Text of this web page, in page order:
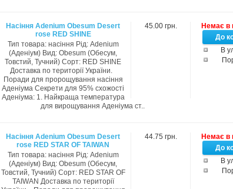
Немає в
В
45.00 грн.
Насіння Adenium Obesum Desert
rose RED SHINE
Тип товара: насіння Рід: Adenium
(Аденіум) Вид: Obesum (Обесум,
Товстий, Тучний) Сорт: RED SHINE
Доставка по території України.
Поради для пророщування насіння
Аденіума Секрети для 95% схожості
Аденіума: 1. Найкраща температура
для вирощування Аденіума ст..
Немає в
В
44.75 грн.
Насіння Adenium Obesum Desert
rose RED STAR OF TAIWAN
Тип товара: насіння Рід: Adenium
(Аденіум) Вид: Obesum (Обесум,
Товстий, Тучний) Сорт: RED STAR OF
TAIWAN Доставка по території